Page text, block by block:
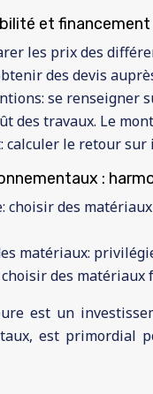
et financement
les prix des
des devis
se renseigner
des travaux. Le
le retour
:
choisir des
matériaux:
des
est un
est